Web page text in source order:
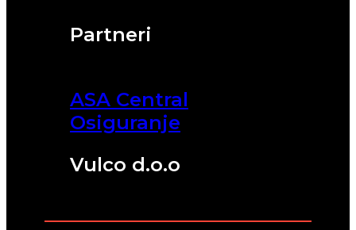
Partneri
ASA Central
Osiguranje
Vulco d.o.o